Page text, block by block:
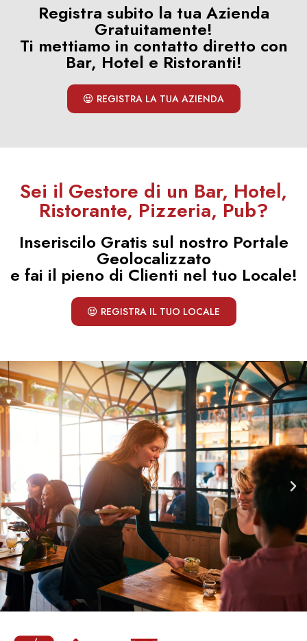
Registra subito la tua Azienda
Gratuitamente!
Ti mettiamo in contatto diretto con
Bar, Hotel e Ristoranti!
REGISTRA LA TUA AZIENDA
Sei il Gestore di un Bar, Hotel,
Ristorante, Pizzeria, Pub?
Inseriscilo Gratis sul nostro Portale
Geolocalizzato
e fai il pieno di Clienti nel tuo Locale!
REGISTRA IL TUO LOCALE